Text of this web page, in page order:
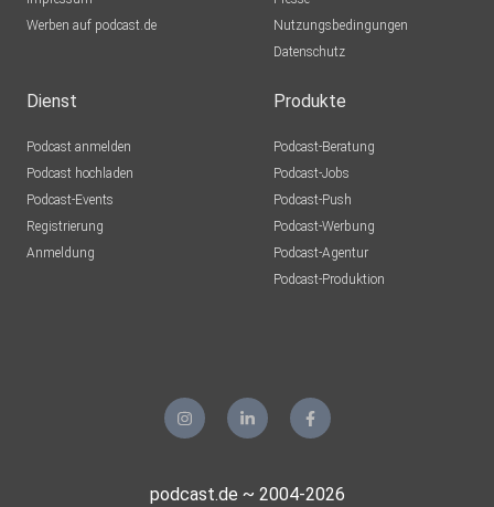
Werben auf podcast.de
Nutzungsbedingungen
Datenschutz
Dienst
Podcast anmelden
Podcast hochladen
Podcast-Events
Registrierung
Anmeldung
Produkte
Podcast-Beratung
Podcast-Jobs
Podcast-Push
Podcast-Werbung
Podcast-Agentur
Podcast-Produktion
podcast.de ~ 2004-2026